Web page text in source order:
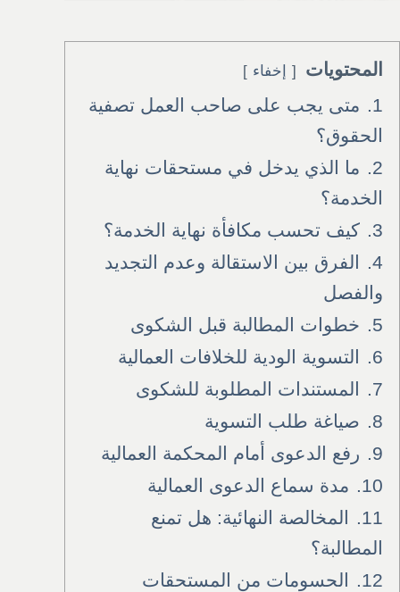
المحتويات إخفاء
1.
متى يجب على صاحب العمل تصفية
الحقوق؟
2.
ما الذي يدخل في مستحقات نهاية
الخدمة؟
3.
كيف تحسب مكافأة نهاية الخدمة؟
4.
الفرق بين الاستقالة وعدم التجديد
والفصل
5.
خطوات المطالبة قبل الشكوى
6.
التسوية الودية للخلافات العمالية
7.
المستندات المطلوبة للشكوى
8.
صياغة طلب التسوية
9.
رفع الدعوى أمام المحكمة العمالية
10.
مدة سماع الدعوى العمالية
11.
المخالصة النهائية: هل تمنع
المطالبة؟
12.
الحسومات من المستحقات